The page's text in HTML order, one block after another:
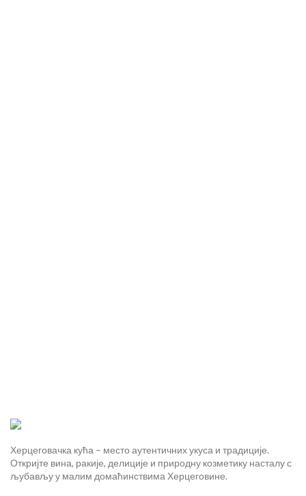
Херцеговачка кућа – место аутентичних укуса и традиције.
Откријте вина, ракије, делиције и природну козметику насталу с
љубављу у малим домаћинствима Херцеговине.